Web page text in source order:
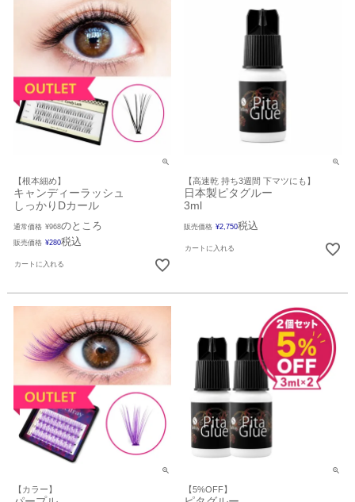
【根本細め】
キャンディーラッシュ
しっかりDカール
通常価格 ¥968のところ
販売価格 ¥280税込
カートに入れる
【高速乾 持ち3週間 下マツにも】
日本製ピタグルー
3ml
販売価格 ¥2,750税込
カートに入れる
【カラー】 【5%OFF】